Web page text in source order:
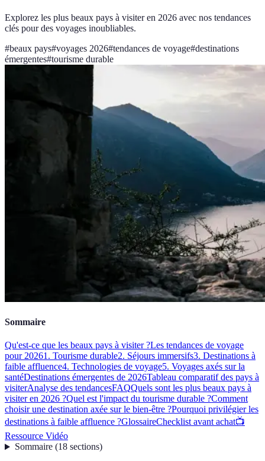
Explorez les plus beaux pays à visiter en 2026 avec nos tendances
clés pour des voyages inoubliables.
#beaux pays#voyages 2026#tendances de voyage#destinations
émergentes#tourisme durable
Sommaire
Qu'est-ce que les beaux pays à visiter ?Les tendances de voyage
pour 20261. Tourisme durable2. Séjours immersifs3. Destinations à
faible affluence4. Technologies de voyage5. Voyages axés sur la
santéDestinations émergentes de 2026Tableau comparatif des pays à
visiterAnalyse des tendancesFAQQuels sont les plus beaux pays à
visiter en 2026 ?Quel est l'impact du tourisme durable ?Comment
choisir une destination axée sur le bien-être ?Pourquoi privilégier les
destinations à faible affluence ?GlossaireChecklist avant achat📺
Ressource Vidéo
Sommaire(18 sections)